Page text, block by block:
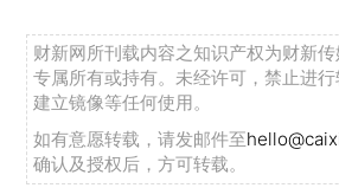
财新网所刊载内容之知识产权为财新
专属所有或持有。未经许可，禁止进
建立镜像等任何使用。
如有意愿转载，请发邮件至
确认及授权后，方可转载。